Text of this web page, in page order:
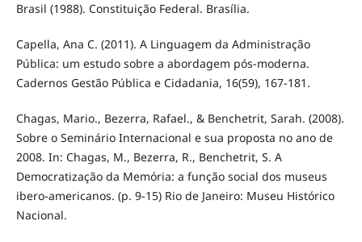
Brasil (1988). Constituição Federal. Brasília.
Capella, Ana C. (2011). A Linguagem da Administração
Pública: um estudo sobre a abordagem pós-moderna.
Cadernos Gestão Pública e Cidadania, 16(59), 167-181.
Chagas, Mario., Bezerra, Rafael., & Benchetrit, Sarah. (2008).
Sobre o Seminário Internacional e sua proposta no ano de
2008. In: Chagas, M., Bezerra, R., Benchetrit, S. A
Democratização da Memória: a função social dos museus
ibero-americanos. (p. 9-15) Rio de Janeiro: Museu Histórico
Nacional.